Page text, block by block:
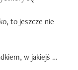
to jeszcze nie
w jakiejś